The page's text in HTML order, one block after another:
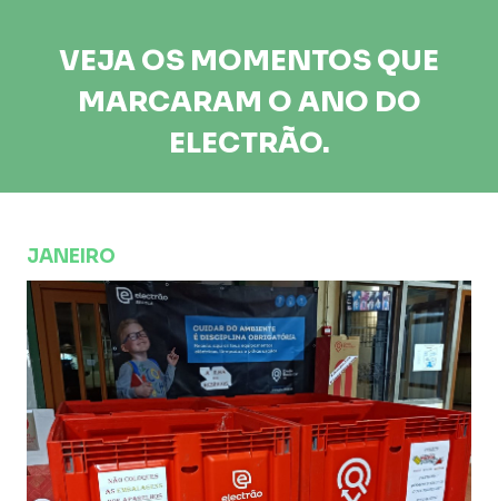
VEJA OS MOMENTOS QUE
MARCARAM O ANO DO
ELECTRÃO.
JANEIRO